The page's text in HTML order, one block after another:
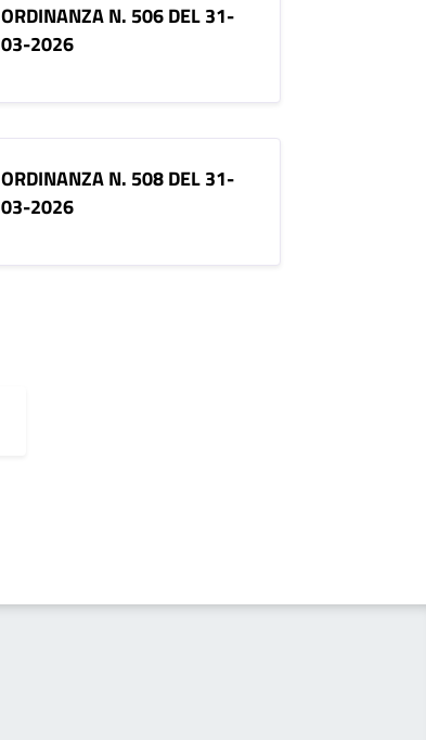
ORDINANZA N. 506 DEL 31-
03-2026
ORDINANZA N. 508 DEL 31-
03-2026